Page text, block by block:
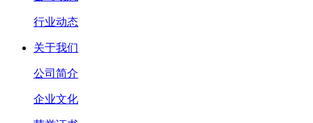
行业动态
关于我们
公司简介
企业文化